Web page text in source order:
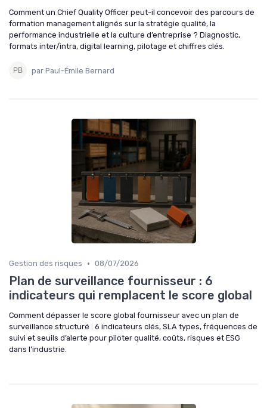
Comment un Chief Quality Officer peut-il concevoir des parcours de
formation management alignés sur la stratégie qualité, la
performance industrielle et la culture d’entreprise ? Diagnostic,
formats inter/intra, digital learning, pilotage et chiffres clés.
par Paul-Émile Bernard
Gestion des risques • 08/07/2026
Plan de surveillance fournisseur : 6
indicateurs qui remplacent le score global
Comment dépasser le score global fournisseur avec un plan de
surveillance structuré : 6 indicateurs clés, SLA types, fréquences de
suivi et seuils d’alerte pour piloter qualité, coûts, risques et ESG
dans l’industrie.